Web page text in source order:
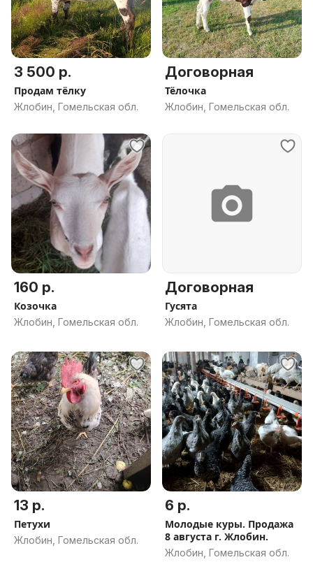
3 500 р.
Продам тёлку
Жлобин, Гомельская обл.
Договорная
Тёлочка
Жлобин, Гомельская обл.
160 р.
Козочка
Жлобин, Гомельская обл.
Договорная
Гусята
Жлобин, Гомельская обл.
13 р.
Петухи
Жлобин, Гомельская обл.
6 р.
Молодые куры. Продажа
8 августа г. Жлобин.
Жлобин, Гомельская обл.